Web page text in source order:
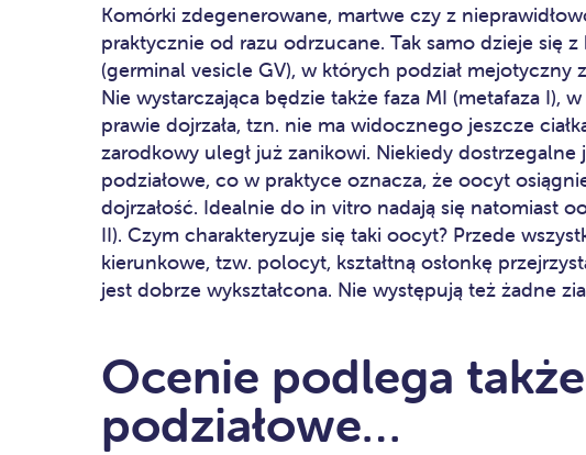
Komórki zdegenerowane, martwe czy z
praktycznie od razu odrzucane. Tak samo dzieje się
(germinal vesicle GV), w których podział mejotyczny
Nie wystarczająca będzie także faza MI (metafaza I),
prawie dojrzała, tzn. nie ma widocznego jeszcze
zarodkowy uległ już zanikowi. Niekiedy
podziałowe, co w praktyce oznacza, że oocyt
dojrzałość. Idealnie do in vitro nadają się natomiast
II). Czym charakteryzuje się taki oocyt? Przede
kierunkowe, tzw. polocyt, kształtną osłonkę
jest dobrze wykształcona. Nie występują też żadne
Ocenie podlega
podziałowe…